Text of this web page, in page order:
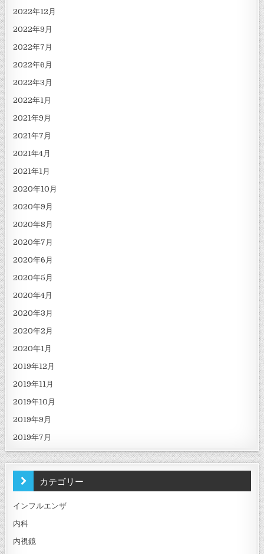
2022年12月
2022年9月
2022年7月
2022年6月
2022年3月
2022年1月
2021年9月
2021年7月
2021年4月
2021年1月
2020年10月
2020年9月
2020年8月
2020年7月
2020年6月
2020年5月
2020年4月
2020年3月
2020年2月
2020年1月
2019年12月
2019年11月
2019年10月
2019年9月
2019年7月
カテゴリー
インフルエンザ
内科
内視鏡